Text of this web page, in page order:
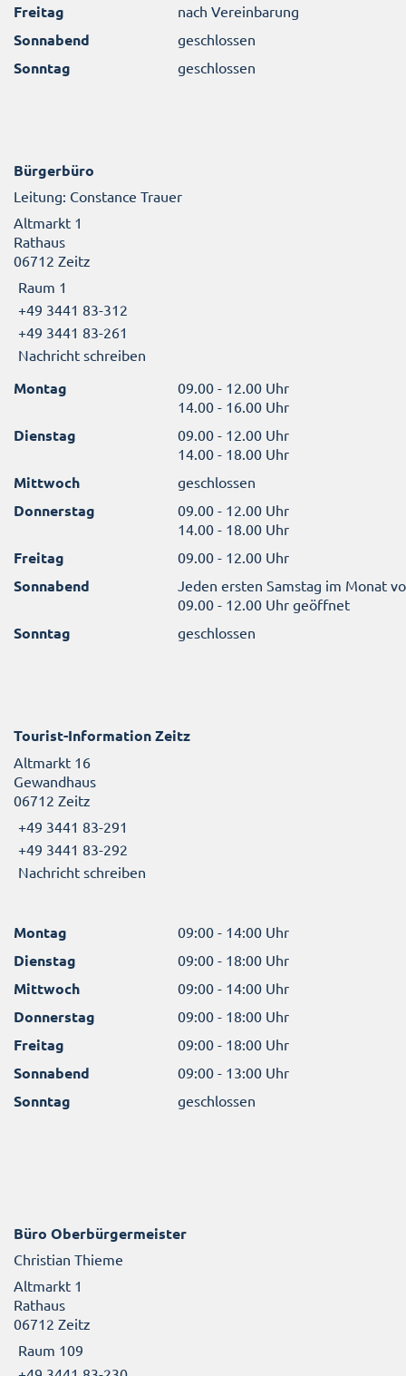
Freitag nach Vereinbarung
Sonnabend geschlossen
Sonntag geschlossen
Bürgerbüro
Leitung: Constance Trauer
Altmarkt 1
Rathaus
06712 Zeitz
Raum 1
+49 3441 83-312
+49 3441 83-261
Nachricht schreiben
Montag
09.00 - 12.00 Uhr
14.00 - 16.00 Uhr
Dienstag
09.00 - 12.00 Uhr
14.00 - 18.00 Uhr
Mittwoch geschlossen
Donnerstag
09.00 - 12.00 Uhr
14.00 - 18.00 Uhr
Freitag 09.00 - 12.00 Uhr
Sonnabend
Jeden ersten Samstag im Monat
09.00 - 12.00 Uhr geöffnet
Sonntag geschlossen
Tourist-Information Zeitz
Altmarkt 16
Gewandhaus
06712 Zeitz
+49 3441 83-291
+49 3441 83-292
Nachricht schreiben
Montag 09:00 - 14:00 Uhr
Dienstag 09:00 - 18:00 Uhr
Mittwoch 09:00 - 14:00 Uhr
Donnerstag 09:00 - 18:00 Uhr
Freitag 09:00 - 18:00 Uhr
Sonnabend 09:00 - 13:00 Uhr
Sonntag geschlossen
Büro Oberbürgermeister
Christian Thieme
Altmarkt 1
Rathaus
06712 Zeitz
Raum 109